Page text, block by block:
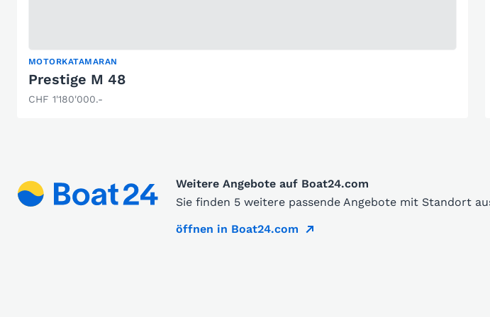
MOTORKATAMARAN
Prestige M 48
CHF 1'180'000.-
Weitere Angebote auf Boat24.com
Sie finden 5 weitere passende Angebote mit Standort
öffnen in Boat24.com